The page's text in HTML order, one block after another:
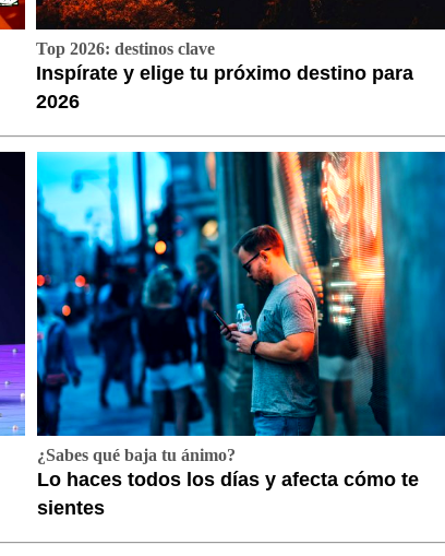
Top 2026: destinos clave
Inspírate y elige tu próximo destino para
2026
¿Sabes qué baja tu ánimo?
Lo haces todos los días y afecta cómo te
sientes